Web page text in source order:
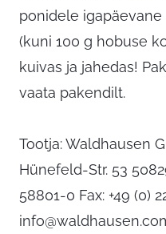
ponidele
(kuni 100 g hobuse
kuivas ja jahedas!
vaata pakendilt.
Tootja: Waldhausen
Hünefeld-Str. 53
58801-0 Fax: +49 (0)